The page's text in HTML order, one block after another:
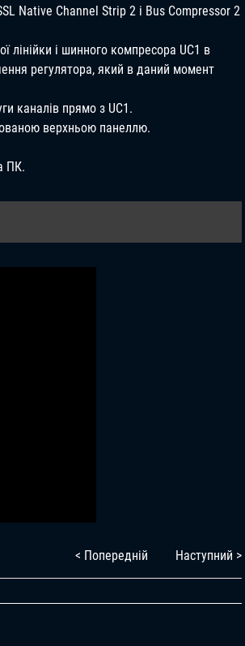
Native Channel Strip 2 і Bus Compressor 2
лінійки і шинного компресора UC1 в
регулятора, який в даний момент
каналів прямо з UC1.
верхньою панеллю.
ПК.
< Попередній Наступний >